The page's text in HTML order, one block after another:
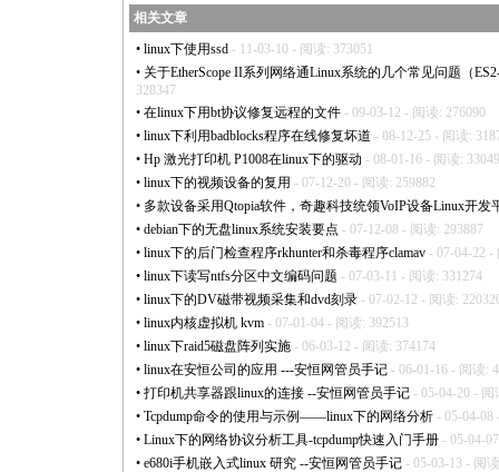
相关文章
• linux下使用ssd - 11-03-10 - 阅读: 373051
• 关于EtherScope II系列网络通Linux系统的几个常见问题（
328347
• 在linux下用bt协议修复远程的文件 - 09-03-12 - 阅读: 276090
• linux下利用badblocks程序在线修复坏道 - 08-12-25 - 阅读:
• Hp 激光打印机 P1008在linux下的驱动 - 08-01-16 - 阅读:
• linux下的视频设备的复用 - 07-12-20 - 阅读: 259882
• 多款设备采用Qtopia软件，奇趣科技统领VoIP设备Linux开发
• debian下的无盘linux系统安装要点 - 07-12-08 - 阅读: 293887
• linux下的后门检查程序rkhunter和杀毒程序clamav - 07-04-22 -
• linux下读写ntfs分区中文编码问题 - 07-03-11 - 阅读: 331274
• linux下的DV磁带视频采集和dvd刻录 - 07-02-12 - 阅读:
• linux内核虚拟机 kvm - 07-01-04 - 阅读: 392513
• linux下raid5磁盘阵列实施 - 06-03-12 - 阅读: 374174
• linux在安恒公司的应用 ---安恒网管员手记 - 06-01-16 - 阅读:
• 打印机共享器跟linux的连接 --安恒网管员手记 - 05-04-20 - 阅
• Tcpdump命令的使用与示例——linux下的网络分析 - 05-04-08
• Linux下的网络协议分析工具-tcpdump快速入门手册 - 05-04-
• e680i手机嵌入式linux 研究 --安恒网管员手记 - 05-03-13 - 阅